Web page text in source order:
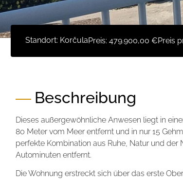
Standort: KorčulaPreis: 479.900,00 €Preis
Beschreibung
Dieses außergewöhnliche Anwesen liegt in
80 Meter vom Meer entfernt und in nur 15
perfekte Kombination aus Ruhe, Natur und der
Autominuten entfernt.
Die Wohnung erstreckt sich über das erste